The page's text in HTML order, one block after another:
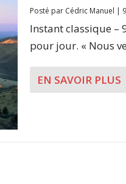
Posté par Cédric Manuel |
Instant classique –
pour jour. « Nous
EN SAVOIR PLUS